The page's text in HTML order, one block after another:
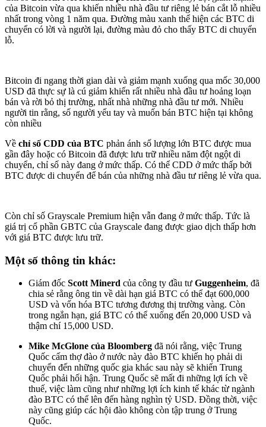
của Bitcoin vừa qua khiến nhiều nhà đầu tư riêng lẻ bán cắt lỗ nhiều
nhất trong vòng 1 năm qua. Đường màu xanh thể hiện các BTC di
chuyển có lời và người lại, đường màu đỏ cho thấy BTC di chuyển
lỗ.
Bitcoin đi ngang thời gian dài và giảm mạnh xuống qua mốc 30,000
USD đã thực sự là cú giảm khiến rất nhiều nhà đầu tư hoảng loạn
bán và rời bỏ thị trường, nhất nhà những nhà đầu tư mới. Nhiều
người tin rằng, số người yếu tay và muốn bán BTC hiện tại không
còn nhiều
Về chỉ số CDD của BTC phản ánh số lượng lớn BTC được mua
gần đây hoặc có Bitcoin đã được lưu trữ nhiều năm đột ngột di
chuyển, chỉ số này đang ở mức thấp. Có thể CDD ở mức thấp bởi
BTC được di chuyển để bán của những nhà đầu tư riêng lẻ vừa qua.
Còn chỉ số Grayscale Premium hiện vẫn đang ở mức thấp. Tức là
giá trị cổ phần GBTC của Grayscale đang được giao dịch thấp hơn
với giá BTC được lưu trữ.
Một số thông tin khác:
Giám đốc Scott Minerd của công ty đầu tư Guggenheim, đã
chia sẻ rằng ông tin về dài hạn giá BTC có thể đạt 600,000
USD và vốn hóa BTC tương đương thị trường vàng. Còn
trong ngắn hạn, giá BTC có thể xuống đến 20,000 USD và
thậm chí 15,000 USD.
Mike McGlone của Bloomberg đã nói rằng, việc Trung
Quốc cấm thợ đào ở nước này đào BTC khiến họ phải di
chuyển đến những quốc gia khác sau này sẽ khiến Trung
Quốc phải hối hận. Trung Quốc sẽ mất đi những lợi ích về
thuế, việc làm cũng như những lợi ích kinh tế khác từ ngành
đào BTC có thể lên đến hàng nghìn tỷ USD. Đồng thời, việc
này cũng giúp các hội đào không còn tập trung ở Trung
Quốc.